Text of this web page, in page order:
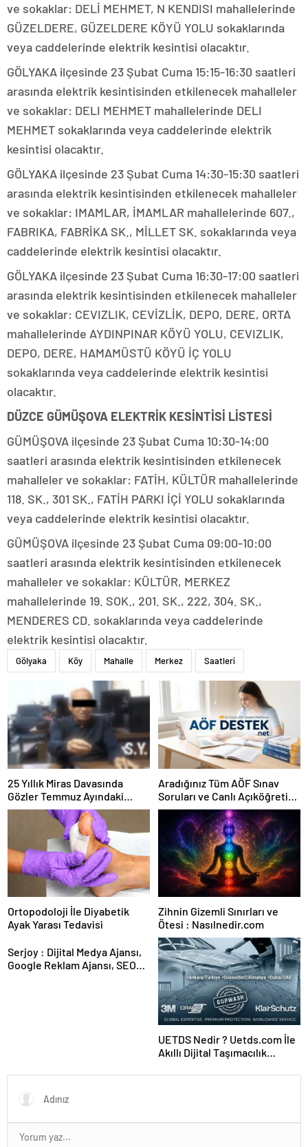
ve sokaklar: DELİ MEHMET, N KENDISI mahallelerinde
GÜZELDERE, GÜZELDERE KÖYÜ YOLU sokaklarında
veya caddelerinde elektrik kesintisi olacaktır.
GÖLYAKA ilçesinde 23 Şubat Cuma 15:15-16:30 saatleri
arasında elektrik kesintisinden etkilenecek mahalleler
ve sokaklar: DELI MEHMET mahallelerinde DELI
MEHMET sokaklarında veya caddelerinde elektrik
kesintisi olacaktır.
GÖLYAKA ilçesinde 23 Şubat Cuma 14:30-15:30 saatleri
arasında elektrik kesintisinden etkilenecek mahalleler
ve sokaklar: IMAMLAR, İMAMLAR mahallelerinde 607.,
FABRIKA, FABRİKA SK., MİLLET SK. sokaklarında veya
caddelerinde elektrik kesintisi olacaktır.
GÖLYAKA ilçesinde 23 Şubat Cuma 16:30-17:00 saatleri
arasında elektrik kesintisinden etkilenecek mahalleler
ve sokaklar: CEVIZLIK, CEVİZLİK, DEPO, DERE, ORTA
mahallelerinde AYDINPINAR KÖYÜ YOLU, CEVIZLIK,
DEPO, DERE, HAMAMÜSTÜ KÖYÜ İÇ YOLU
sokaklarında veya caddelerinde elektrik kesintisi
olacaktır.
DÜZCE GÜMÜŞOVA ELEKTRİK KESİNTİSİ LİSTESİ
GÜMÜŞOVA ilçesinde 23 Şubat Cuma 10:30-14:00
saatleri arasında elektrik kesintisinden etkilenecek
mahalleler ve sokaklar: FATİH, KÜLTÜR mahallelerinde
118. SK., 301 SK., FATİH PARKI İÇİ YOLU sokaklarında
veya caddelerinde elektrik kesintisi olacaktır.
GÜMÜŞOVA ilçesinde 23 Şubat Cuma 09:00-10:00
saatleri arasında elektrik kesintisinden etkilenecek
mahalleler ve sokaklar: KÜLTÜR, MERKEZ
mahallelerinde 19. SOK., 201. SK., 222, 304. SK.,
MENDERES CD. sokaklarında veya caddelerinde
elektrik kesintisi olacaktır.
Gölyaka Köy Mahalle Merkez Saatleri
25 Yıllık Miras Davasında
Gözler Temmuz Ayındaki
Karar Duruşmasına Çevrildi
Aradığınız Tüm AÖF Sınav
Soruları ve Canlı Açıköğretim
Forumu Burada
Ortopodoloji İle Diyabetik
Ayak Yarası Tedavisi
Zihnin Gizemli Sınırları ve
Ötesi : Nasılnedir.com
Serjoy : Dijital Medya Ajansı,
Google Reklam Ajansı, SEO
UETDS Nedir ? Uetds.com İle
Akıllı Dijital Taşımacılık